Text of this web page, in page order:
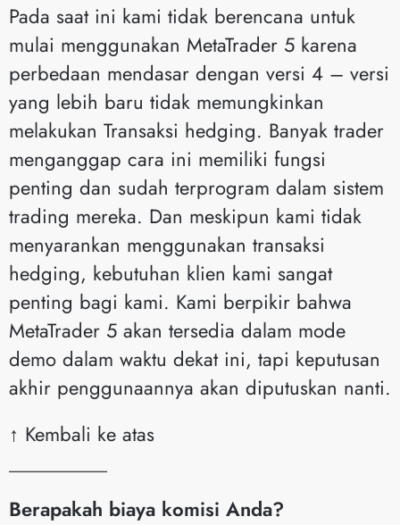
Pada saat ini kami tidak berencana untuk
mulai menggunakan MetaTrader 5 karena
perbedaan mendasar dengan versi 4 – versi
yang lebih baru tidak memungkinkan
melakukan Transaksi hedging. Banyak trader
menganggap cara ini memiliki fungsi
penting dan sudah terprogram dalam sistem
trading mereka. Dan meskipun kami tidak
menyarankan menggunakan transaksi
hedging, kebutuhan klien kami sangat
penting bagi kami. Kami berpikir bahwa
MetaTrader 5 akan tersedia dalam mode
demo dalam waktu dekat ini, tapi keputusan
akhir penggunaannya akan diputuskan nanti.
↑ Kembali ke atas
Berapakah biaya komisi Anda?